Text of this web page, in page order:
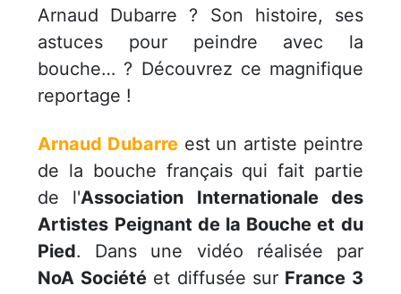
Arnaud Dubarre ? Son histoire, ses
astuces pour peindre avec la
bouche… ? Découvrez ce magnifique
reportage !
Arnaud Dubarre est un artiste peintre
de la bouche français qui fait partie
de l'Association Internationale des
Artistes Peignant de la Bouche et du
Pied. Dans une vidéo réalisée par
NoA Sociétéet diffusée sur France 3